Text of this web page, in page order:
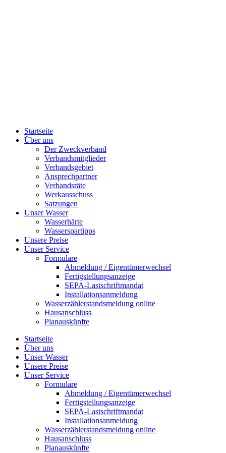
Startseite
Über uns
Der Zweckverband
Verbandsmitglieder
Verbandsgebiet
Ansprechpartner
Verbandsräte
Werkausschuss
Satzungen
Unser Wasser
Wasserhärte
Wasserspartipps
Unsere Preise
Unser Service
Formulare
Abmeldung / Eigentümerwechsel
Fertigstellungsanzeige
SEPA-Lastschriftmandat
Installationsanmeldung
Wasserzählerstandsmeldung online
Hausanschluss
Planauskünfte
Startseite
Über uns
Unser Wasser
Unsere Preise
Unser Service
Formulare
Abmeldung / Eigentümerwechsel
Fertigstellungsanzeige
SEPA-Lastschriftmandat
Installationsanmeldung
Wasserzählerstandsmeldung online
Hausanschluss
Planauskünfte